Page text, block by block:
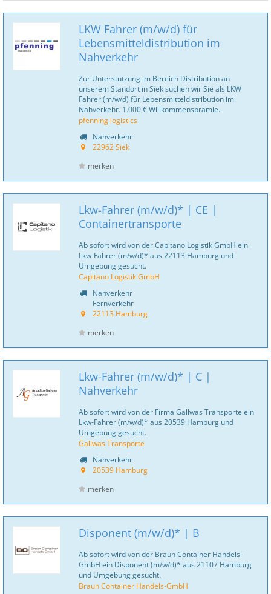
LKW Fahrer (m/w/d) für
Lebensmitteldistribution im
Nahverkehr
Zur Unterstützung im Bereich Distribution an
unserem Standort in Siek suchen wir Sie als LKW
Fahrer (m/w/d) für Lebensmitteldistribution im
Nahverkehr. 1.000 € Willkommensprämie.
pfenning logistics
Nahverkehr
22962 Siek
merken
Lkw-Fahrer (m/w/d)* | CE |
Containertransporte
Ab sofort wird von der Capitano Logistik GmbH ein
Lkw-Fahrer (m/w/d)* aus 22113 Hamburg und
Umgebung gesucht.
Capitano Logistik GmbH
Nahverkehr
Fernverkehr
22113 Hamburg
merken
Lkw-Fahrer (m/w/d)* | C |
Nahverkehr
Ab sofort wird von der Firma Gallwas Transporte ein
Lkw-Fahrer (m/w/d)* aus 20539 Hamburg und
Umgebung gesucht.
Gallwas Transporte
Nahverkehr
20539 Hamburg
merken
Disponent (m/w/d)* | B
Ab sofort wird von der Braun Container Handels-
GmbH ein Disponent (m/w/d)* aus 21107 Hamburg
und Umgebung gesucht.
Braun Container Handels-GmbH